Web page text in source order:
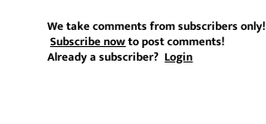
We take comments from subscribers only!
Subscribe nowto post comments!
Already a subscriber?Login